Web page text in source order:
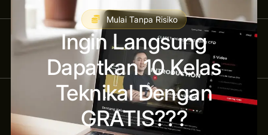
Mulai Tanpa Risiko
Ingin Langsung
Dapatkan 10 Kelas
Teknikal Dengan
GRATIS???